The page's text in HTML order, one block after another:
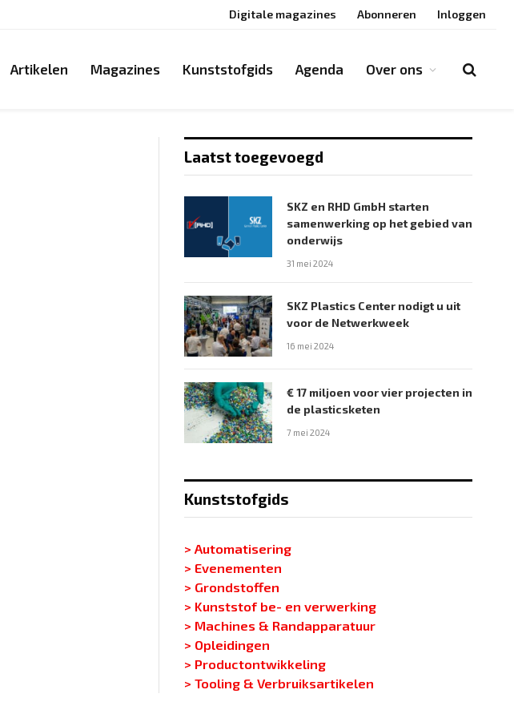
Digitale magazines Abonneren Inloggen
Artikelen Magazines Kunststofgids Agenda Over ons
Laatst toegevoegd
SKZ en RHD GmbH starten
samenwerking op het gebied van
onderwijs
31 mei 2024
SKZ Plastics Center nodigt u uit
voor de Netwerkweek
16 mei 2024
€ 17 miljoen voor vier projecten in
de plasticsketen
7 mei 2024
Kunststofgids
> Automatisering
> Evenementen
> Grondstoffen
> Kunststof be- en verwerking
> Machines & Randapparatuur
> Opleidingen
> Productontwikkeling
> Tooling & Verbruiksartikelen